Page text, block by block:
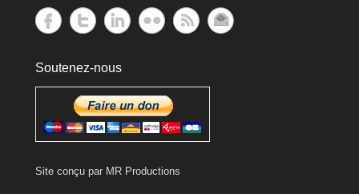
Soutenez-nous
Site conçu par MR Productions